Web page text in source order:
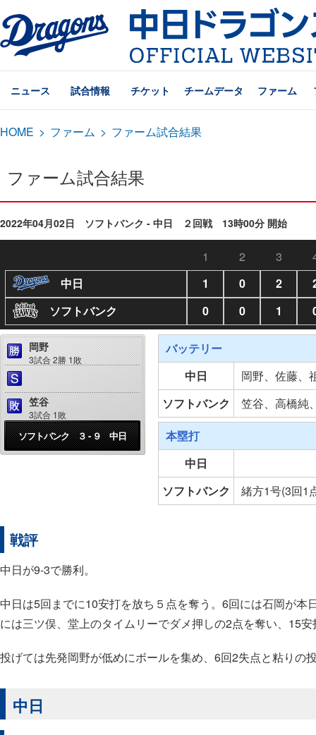
ニュース 試合情報 チケット チームデータ ファーム
HOME > ファーム > ファーム試合結果
ファーム試合結果
2022年04月02日 ソフトバンク - 中日 ２回戦 13時00分 開始
1 2 3
中日
1 0 2
ソフトバンク
0 0 1
岡野
3試合 2勝 1敗
笠谷
3試合 1敗
ソフトバンク ３ - ９ 中日
バッテリー
中日
岡野、佐藤、
ソフトバンク
笠谷、高橋純
本塁打
中日
ソフトバンク
緒方1号(3回1
戦評
中日が9-3で勝利。
中日は5回までに10安打を放ち５点を奪う。6回には石岡が
には三ツ俣、堂上のタイムリーでダメ押しの2点を奪い、15
投げては先発岡野が低めにボールを集め、6回2失点と粘りの
中日